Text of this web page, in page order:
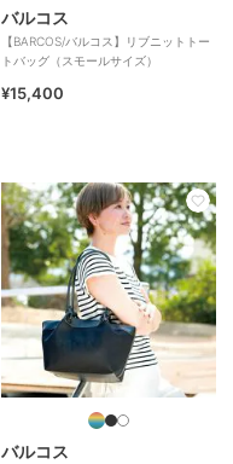
バルコス
【BARCOS/バルコス】リブニットトー
トバッグ（スモールサイズ）
¥15,400
バルコス